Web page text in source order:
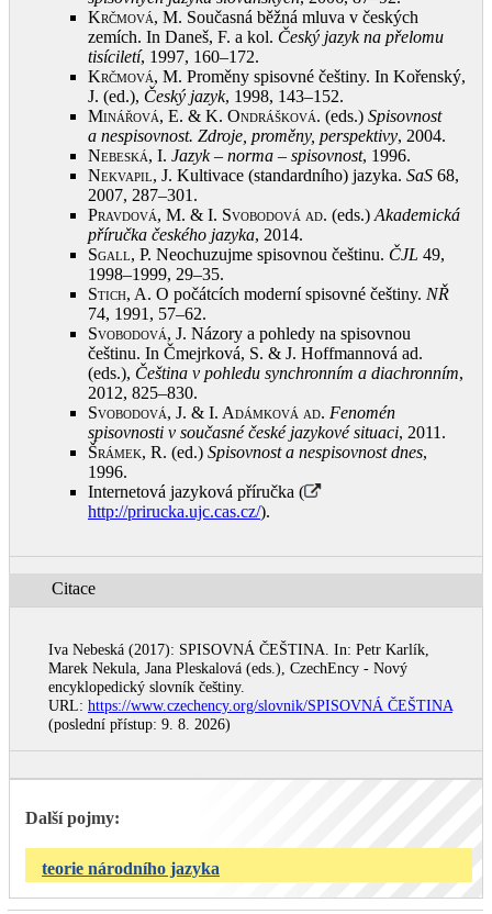
Krčmová, M. Současná běžná mluva v českých
zemích. In Daneš, F. a kol. Český jazyk na přelomu
tisíciletí, 1997, 160–172.
Krčmová, M. Proměny spisovné češtiny. In Kořenský,
J. (ed.), Český jazyk, 1998, 143–152.
Minářová, E. & K. Ondrášková. (eds.) Spisovnost
a nespisovnost. Zdroje, proměny, perspektivy, 2004.
Nebeská, I. Jazyk – norma – spisovnost, 1996.
Nekvapil, J. Kultivace (standardního) jazyka. SaS 68,
2007, 287–301 .
Pravdová, M. & I. Svobodová ad. (eds.) Akademická
příručka českého jazyka, 2014.
Sgall, P. Neochuzujme spisovnou češtinu. ČJL 49,
1998–1999, 29–35.
Stich, A. O počátcích moderní spisovné češtiny. NŘ
74, 1991, 57–62.
Svobodová, J. Názory a pohledy na spisovnou
češtinu. In Čmejrková, S. & J. Hoffmannová ad.
(eds.), Čeština v pohledu synchronním a diachronním,
2012, 825–830.
Svobodová, J. & I. Adámková ad. Fenomén
spisovnosti v současné české jazykové situaci, 2011 .
Šrámek, R. (ed.) Spisovnost a nespisovnost dnes,
1996.
Internetová jazyková příručka (
http://prirucka.ujc.cas.cz/).
Citace
Iva Nebeská (2017): SPISOVNÁ ČEŠTINA. In: Petr Karlík,
Marek Nekula, Jana Pleskalová (eds.), CzechEncy - Nový
encyklopedický slovník češtiny.
URL: https://www.czechency.org/slovnik/SPISOVNÁ ČEŠTINA
(poslední přístup: 9. 8. 2026)
Další pojmy:
teorie národního jazyka